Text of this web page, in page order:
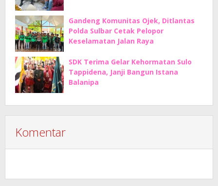
Gandeng Komunitas Ojek, Ditlantas
Polda Sulbar Cetak Pelopor
Keselamatan Jalan Raya
SDK Terima Gelar Kehormatan Sulo
Tappidena, Janji Bangun Istana
Balanipa
Komentar